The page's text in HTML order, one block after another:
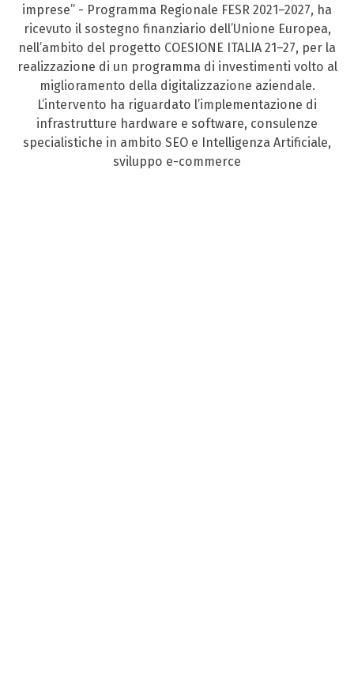
imprese” - Programma Regionale FESR 2021–2027, ha
ricevuto il sostegno finanziario dell’Unione Europea,
nell’ambito del progetto COESIONE ITALIA 21–27, per la
realizzazione di un programma di investimenti volto al
miglioramento della digitalizzazione aziendale.
L’intervento ha riguardato l’implementazione di
infrastrutture hardware e software, consulenze
specialistiche in ambito SEO e Intelligenza Artificiale,
sviluppo e-commerce